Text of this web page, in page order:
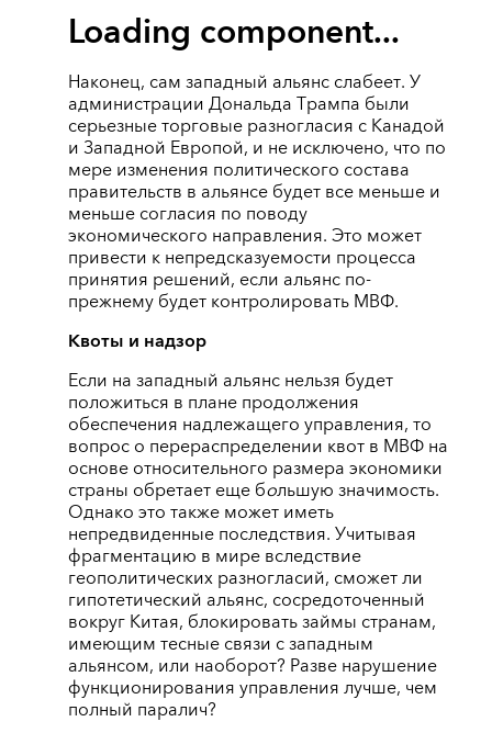
Loading component...
Наконец, сам западный альянс слабеет. У
администрации Дональда Трампа были
серьезные торговые разногласия с Канадой
и Западной Европой, и не исключено, что по
мере изменения политического состава
правительств в альянсе будет все меньше и
меньше согласия по поводу
экономического направления. Это может
привести к непредсказуемости процесса
принятия решений, если альянс по-
прежнему будет контролировать МВФ.
Квоты и надзор
Если на западный альянс нельзя будет
положиться в плане продолжения
обеспечения надлежащего управления, то
вопрос о перераспределении квот в МВФ на
основе относительного размера экономики
страны обретает еще большую значимость.
Однако это также может иметь
непредвиденные последствия. Учитывая
фрагментацию в мире вследствие
геополитических разногласий, сможет ли
гипотетический альянс, сосредоточенный
вокруг Китая, блокировать займы странам,
имеющим тесные связи с западным
альянсом, или наоборот? Разве нарушение
функционирования управления лучше, чем
полный паралич?